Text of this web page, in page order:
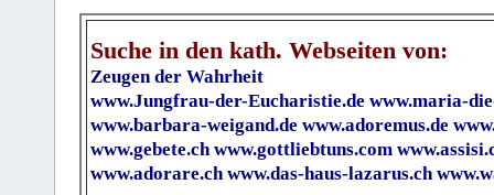
Suche in den kath. Webseiten von:
Zeugen der Wahrheit
www.Jungfrau-der-Eucharistie.de www.maria-
www.barbara-weigand.de www.adoremus.de
www.gebete.ch www.gottliebtuns.com
www.adorare.ch www.das-haus-lazarus.ch